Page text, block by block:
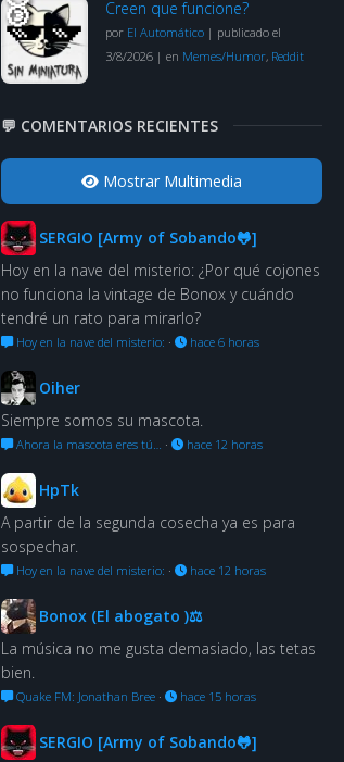
Creen que funcione?
por El Automático | publicado el
3/8/2026 | en Memes/Humor, Reddit
💬 COMENTARIOS RECIENTES
Mostrar Multimedia
SERGIO [Army of Sobando🐸]
Hoy en la nave del misterio: ¿Por qué cojones
no funciona la vintage de Bonox y cuándo
tendré un rato para mirarlo?
Hoy en la nave del misterio: · hace 6 horas
Oiher
Siempre somos su mascota.
Ahora la mascota eres tú… · hace 12 horas
HpTk
A partir de la segunda cosecha ya es para
sospechar.
Hoy en la nave del misterio: · hace 12 horas
Bonox (El abogato )⚖
La música no me gusta demasiado, las tetas
bien.
Quake FM: Jonathan Bree · hace 15 horas
SERGIO [Army of Sobando🐸]